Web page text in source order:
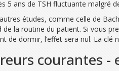
5 ans de TSH fluctuante malgré
études, comme celle de
de la routine du patient. Si vous
de dormir, l’effet sera nul. La clé
courantes